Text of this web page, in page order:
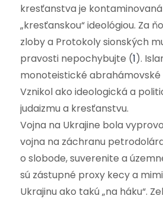
kresťanstva je
„kresťanskou“ ideológiou. Za
zloby a Protokoly sionských
pravosti nepochybujte (1).
monoteistické abrahámovské
Vznikol ako ideologická a
judaizmu a kresťanstvu.
Vojna na Ukrajine bola
vojna na záchranu
o slobode, suverenite a
sú zástupné proxy kecy a
Ukrajinu ako takú „na háku“.